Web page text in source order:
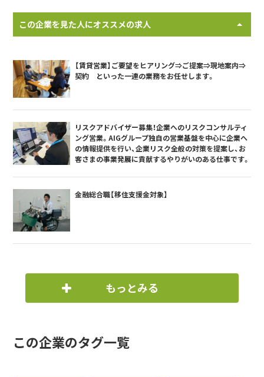
この企業を見た人にオススメの求人
【賃貸営業】ご要望をヒアリング⇒ご提案⇒現地案内⇒
契約 といった一連の業務をお任せします。
リスクアドバイザー募集！企業へのリスクコンサルティ
ング営業。AIGグループ独自の営業基盤を中心に企業へ
の情報提供を行い、企業リスク全般の対策を提案し、お
客さまの事業発展に貢献するやりがいのある仕事です。
金融総合職【移住支援金対象】
もっとみる
この企業のタグ一覧